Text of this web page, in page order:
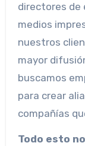
directores de
medios
nuestros
mayor
buscamos
para crear
compañías
Todo esto